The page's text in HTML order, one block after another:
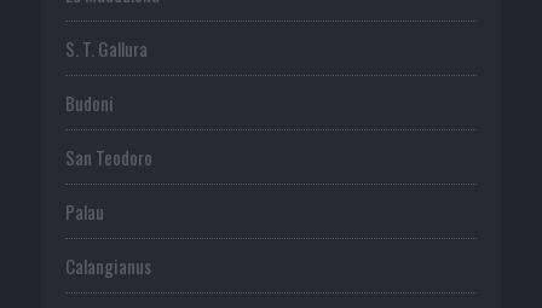
S. T. Gallura
Budoni
San Teodoro
Palau
Calangianus